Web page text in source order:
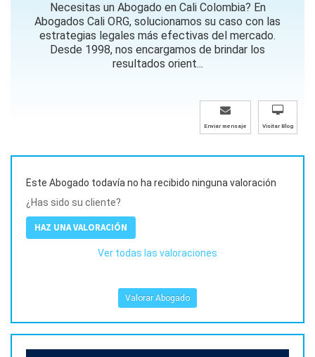
Necesitas un Abogado en Cali Colombia? En
Abogados Cali ORG, solucionamos su caso con las
estrategias legales más efectivas del mercado.
Desde 1998, nos encargamos de brindar los
resultados orient...
Enviar mensaje Visitar Blog
Este Abogado todavía no ha recibido ninguna valoración
¿Has sido su cliente?
HAZ UNA VALORACIÓN
Ver todas las valoraciones
Valorar Abogado